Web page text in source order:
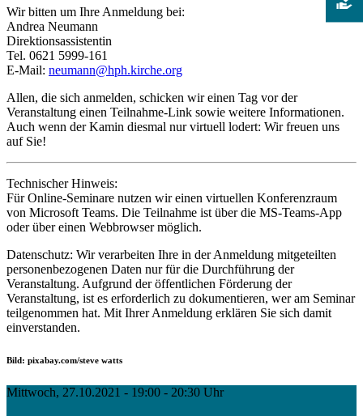
Wir bitten um Ihre Anmeldung bei:
Andrea Neumann
Direktionsassistentin
Tel. 0621 5999-161
E-Mail: neumann@hph.kirche.org
Allen, die sich anmelden, schicken wir einen Tag vor der
Veranstaltung einen Teilnahme-Link sowie weitere Informationen.
Auch wenn der Kamin diesmal nur virtuell lodert: Wir freuen uns
auf Sie!
Technischer Hinweis:
Für Online-Seminare nutzen wir einen virtuellen Konferenzraum
von Microsoft Teams. Die Teilnahme ist über die MS-Teams-App
oder über einen Webbrowser möglich.
Datenschutz: Wir verarbeiten Ihre in der Anmeldung mitgeteilten
personenbezogenen Daten nur für die Durchführung der
Veranstaltung. Aufgrund der öffentlichen Förderung der
Veranstaltung, ist es erforderlich zu dokumentieren, wer am Seminar
teilgenommen hat. Mit Ihrer Anmeldung erklären Sie sich damit
einverstanden.
Bild: pixabay.com/steve watts
Mittwoch, 27.10.2021 - 19:00 - 20:30 Uhr